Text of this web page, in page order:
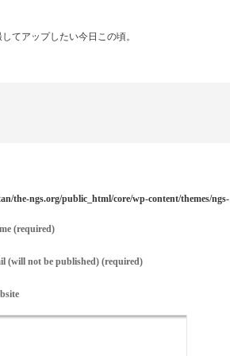
てアップしたい今日この頃。
the-ngs.org/public_html/core/wp-content/themes/ngs-
(required)
(will not be published) (required)